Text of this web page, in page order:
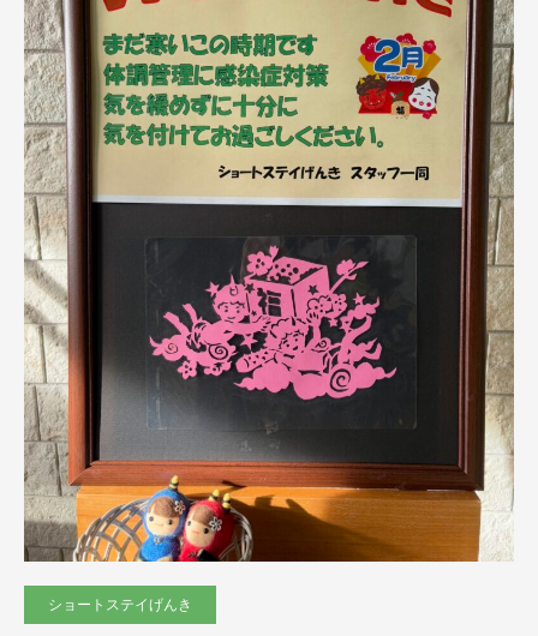
ショートステイげんき